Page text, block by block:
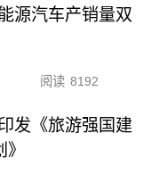
源汽车产销量双
阅读 8192
发《旅游强国建